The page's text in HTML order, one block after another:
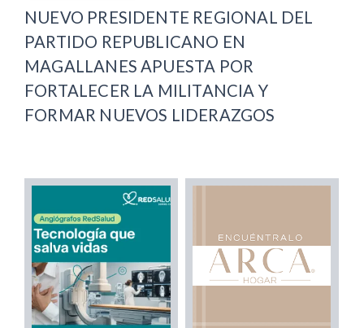
NUEVO PRESIDENTE REGIONAL DEL
PARTIDO REPUBLICANO EN
MAGALLANES APUESTA POR
FORTALECER LA MILITANCIA Y
FORMAR NUEVOS LIDERAZGOS